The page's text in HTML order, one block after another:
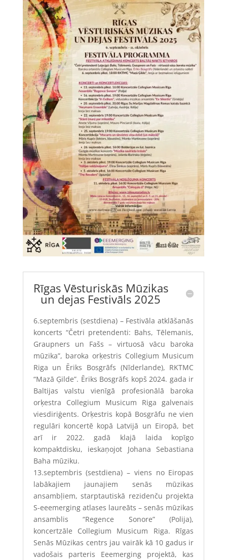
Rīgas Vēsturiskās Mūzikas
un dejas Festivāls 2025
6.septembris (sestdiena)– Festivāla atklāšanās
koncerts “Četri pretendenti: Bahs, Tēlemanis,
Graupners un Fašs – virtuosā vācu baroka
mūzika”, baroka orķestris Collegium Musicum
Riga un Ēriks Bosgrāfs (Nīderlande), RKTMC
“Mazā Ģilde”. Ēriks Bosgrāfs kopš 2024. gada ir
Baltijas valstu vienīgā profesionālā baroka
orķestra Collegium Musicum Rigagalvenais
viesdiriģents. Orķestris kopā Bosgrāfu ne vien
regulāri koncertē kopā Latvijā un Eiropā, bet
arī ir 2022. gadā klajā laida kopīgo
kompaktdisku, ieskaņojot Johana Sebastiana
Baha mūziku.
13.septembris (sestdiena) – viens no Eiropas
labākajiem jaunajiem senās mūzikas
ansambļiem, starptautiskā rezidenču projekta
S-eeemerging atlases laureāts –senās mūzikas
ansamblis “Regence Sonore” (Polija),
koncertzāle Collegium Musicum Riga. Rīgas
Senās Mūzikas centrs jau vairāk kā 10 gadus ir
vadošais parteris Eeemerging projektā, kas